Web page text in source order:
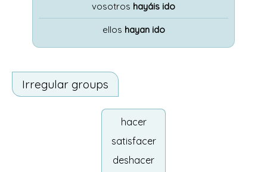
vosotros hayáis ido
ellos hayan ido
Irregular groups
hacer
satisfacer
deshacer